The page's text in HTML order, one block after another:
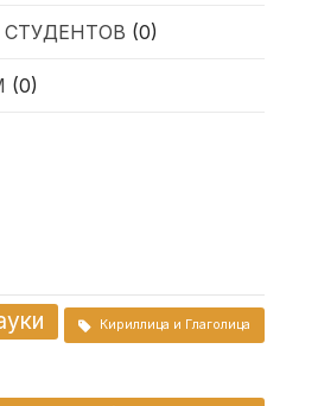
(0)
(0)
Кириллица и Глаголица